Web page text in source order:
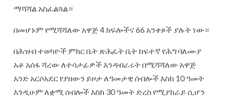
ማሻሻል አስፈልጓል።
በመሆኑም የሚሻሻለው አዋጅ 4 ክፍሎችና 66 አንቀጾች ያሉት ነው።
በሕዝብ ተወካዮች ምክር ቤት ጽሕፈት ቤት ከፍተኛ የሕግ ባለሙያ
አቶ አሰፋ ሻረው ለተሳታፊዎች እንዳብራሩት በሚሻሻለው አዋጅ
አንድ አርሶአደር የያዘውን ይዞታ ለዓመታዊ ሰብሎች እስከ 10 ዓመት
እንዲሁም ለቋሚ ሰብሎች እስከ 30 ዓመት ድረስ የሚያከራይ ሲሆን